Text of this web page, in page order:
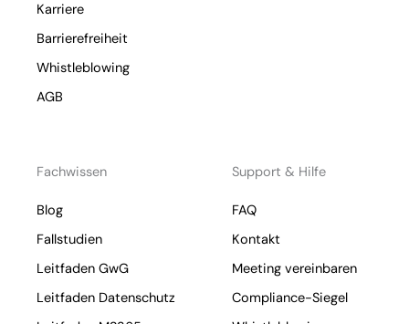
Karriere
Barrierefreiheit
Whistleblowing
AGB
Fachwissen
Blog
Fallstudien
Leitfaden GwG
Leitfaden Datenschutz
Support & Hilfe
FAQ
Kontakt
Meeting vereinbaren
Compliance-Siegel